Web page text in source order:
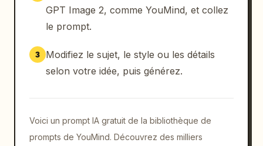
GPT Image 2, comme YouMind, et collez
le prompt.
3
Modifiez le sujet, le style ou les détails
selon votre idée, puis générez.
Voici un prompt IA gratuit de la bibliothèque de
prompts de YouMind. Découvrez des milliers